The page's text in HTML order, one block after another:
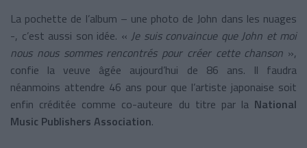
La pochette de l’album – une photo de John dans les nuages
-, c’est aussi son idée. « Je suis convaincue que John et moi
nous nous sommes rencontrés pour créer cette chanson »,
confie la veuve âgée aujourd’hui de 86 ans. Il faudra
néanmoins attendre 46 ans pour que l’artiste japonaise soit
enfin créditée comme co-auteure du titre par la National
Music Publishers Association.